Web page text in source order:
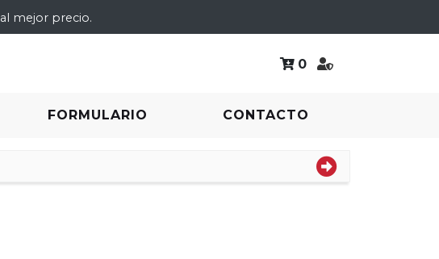
al mejor precio.
0
FORMULARIO CONTACTO